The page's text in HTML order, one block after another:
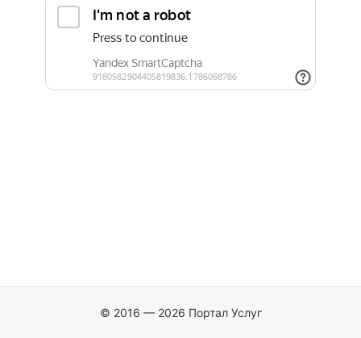
© 2016 — 2026 Портал Услуг